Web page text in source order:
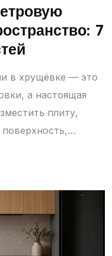
7
в хрущёвке — это
а настоящая
плиту,